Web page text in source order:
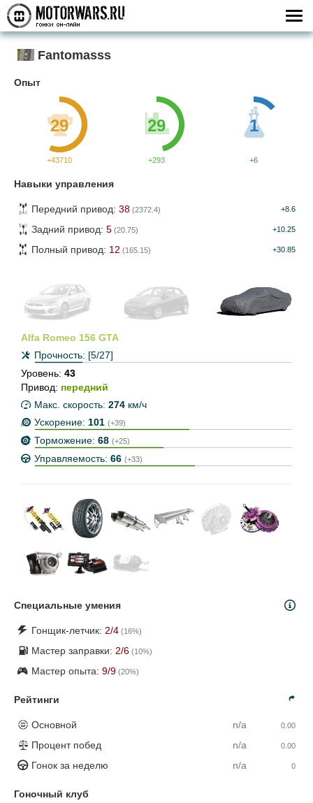
Fantomasss
Опыт
29
+43710
29
+293
1
+6
Навыки управления
Передний привод: 38 (2372.4) +8.6
Задний привод: 5 (20.75) +10.25
Полный привод: 12 (165.15) +30.85
Alfa Romeo 156 GTA
Прочность: [5/27]
Уровень: 43
Привод: передний
Макс. скорость: 274 км/ч
Ускорение: 101 (+39)
Торможение: 68 (+25)
Управляемость: 66 (+33)
Специальные умения
Гонщик-летчик: 2/4 (16%)
Мастер заправки: 2/6 (10%)
Мастер опыта: 9/9 (20%)
Рейтинги
Основной n/a 0.00
Процент побед n/a 0.00
Гонок за неделю n/a 0
Гоночный клуб